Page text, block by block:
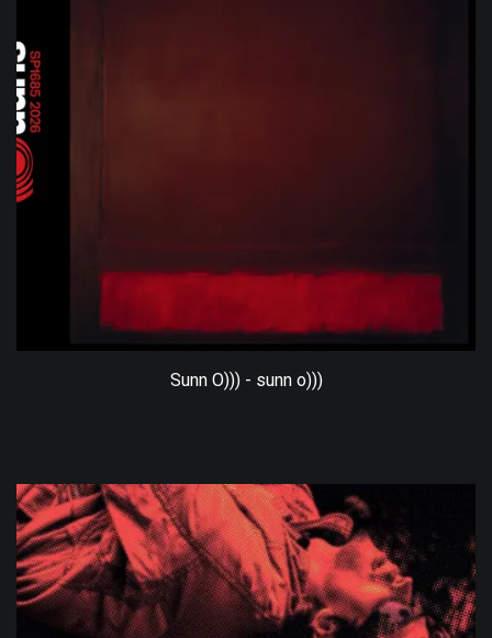
Sunn O))) - sunn o)))